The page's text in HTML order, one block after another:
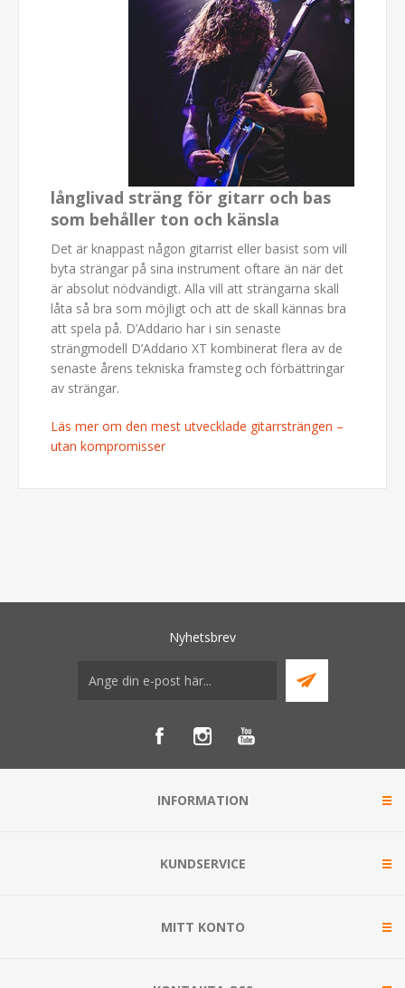
långlivad sträng för gitarr och bas
som behåller ton och känsla
Det är knappast någon gitarrist eller basist som vill
byta strängar på sina instrument oftare än när det
är absolut nödvändigt. Alla vill att strängarna skall
låta så bra som möjligt och att de skall kännas bra
att spela på. D’Addario har i sin senaste
strängmodell D’Addario XT kombinerat flera av de
senaste årens tekniska framsteg och förbättringar
av strängar.
Läs mer om den mest utvecklade gitarrsträngen –
utan kompromisser
Nyhetsbrev
INFORMATION
KUNDSERVICE
MITT KONTO